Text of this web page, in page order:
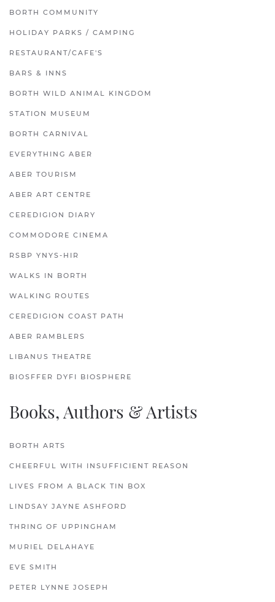
BORTH COMMUNITY
HOLIDAY PARKS / CAMPING
RESTAURANT/CAFE'S
BARS & INNS
BORTH WILD ANIMAL KINGDOM
STATION MUSEUM
BORTH CARNIVAL
EVERYTHING ABER
ABER TOURISM
ABER ART CENTRE
CEREDIGION DIARY
COMMODORE CINEMA
RSBP YNYS-HIR
WALKS IN BORTH
WALKING ROUTES
CEREDIGION COAST PATH
ABER RAMBLERS
LIBANUS THEATRE
BIOSFFER DYFI BIOSPHERE
Books, Authors & Artists
BORTH ARTS
CHEERFUL WITH INSUFFICIENT REASON
LIVES FROM A BLACK TIN BOX
LINDSAY JAYNE ASHFORD
THRING OF UPPINGHAM
MURIEL DELAHAYE
EVE SMITH
PETER LYNNE JOSEPH